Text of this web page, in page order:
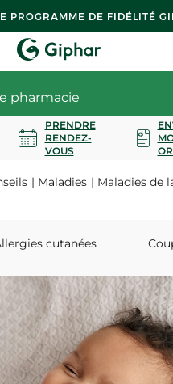
PROGRAMME DE FIDÉLITÉ
pharmacie
PRENDRE
RENDEZ-
VOUS
Maladies Maladies de
cutanées